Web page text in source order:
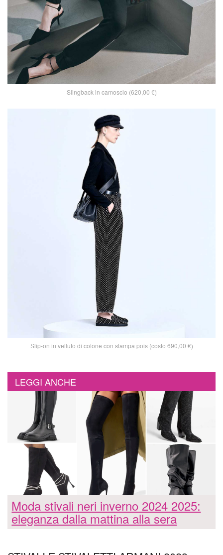
Slingback in camoscio (620,00 €)
Slip-on in velluto di cotone con stampa pois (costo 690,00 €)
LEGGI ANCHE
Moda stivali neri inverno 2024 2025:
eleganza dalla mattina alla sera